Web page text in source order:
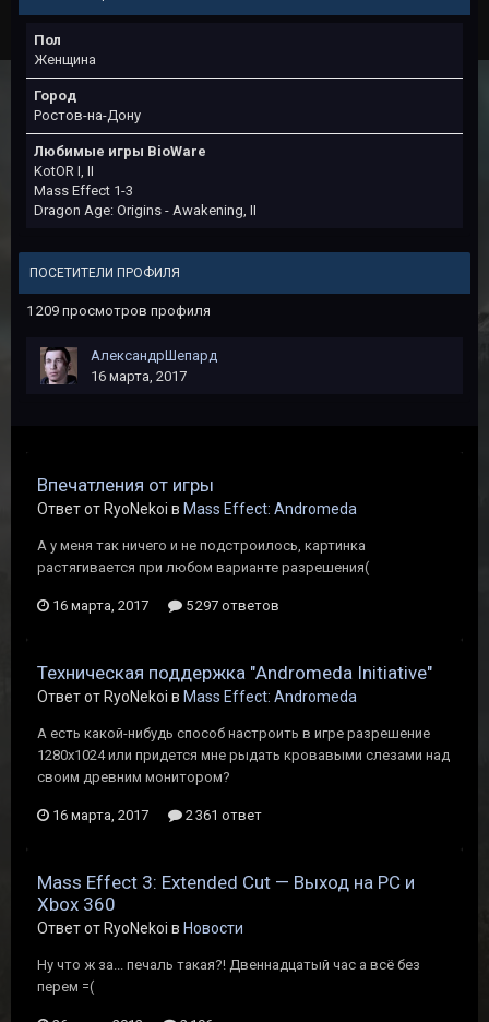
Пол
Женщина
Город
Ростов-на-Дону
Любимые игры BioWare
KotOR I, II
Mass Effect 1-3
Dragon Age: Origins - Awakening, II
ПОСЕТИТЕЛИ ПРОФИЛЯ
1 209 просмотров профиля
АлександрШепард
16 марта, 2017
Впечатления от игры
Ответ от RyoNekoi в Mass Effect: Andromeda
А у меня так ничего и не подстроилось, картинка
растягивается при любом варианте разрешения(
16 марта, 2017 5 297 ответов
Техническая поддержка "Andromeda Initiative"
Ответ от RyoNekoi в Mass Effect: Andromeda
А есть какой-нибудь способ настроить в игре разрешение
1280х1024 или придется мне рыдать кровавыми слезами над
своим древним монитором?
16 марта, 2017 2 361 ответ
Mass Effect 3: Extended Cut — Выход на PC и
Xbox 360
Ответ от RyoNekoi в Новости
Ну что ж за... печаль такая?! Двеннадцатый час а всё без
перем =(